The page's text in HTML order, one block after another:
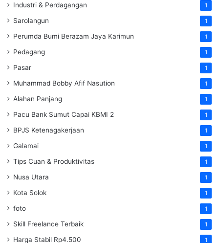
Industri & Perdagangan 1
Sarolangun 1
Perumda Bumi Berazam Jaya Karimun 1
Pedagang 1
Pasar 1
Muhammad Bobby Afif Nasution 1
Alahan Panjang 1
Pacu Bank Sumut Capai KBMI 2 1
BPJS Ketenagakerjaan 1
Galamai 1
Tips Cuan & Produktivitas 1
Nusa Utara 1
Kota Solok 1
foto 1
Skill Freelance Terbaik 1
Harga Stabil Rp4.500 1